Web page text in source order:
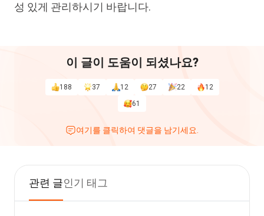
성 있게 관리하시기 바랍니다.
이 글이 도움이 되셨나요?
188 37 12 27 22
12
61
여기를 클릭하여 댓글을 남기세요.
관련 글인기 태그